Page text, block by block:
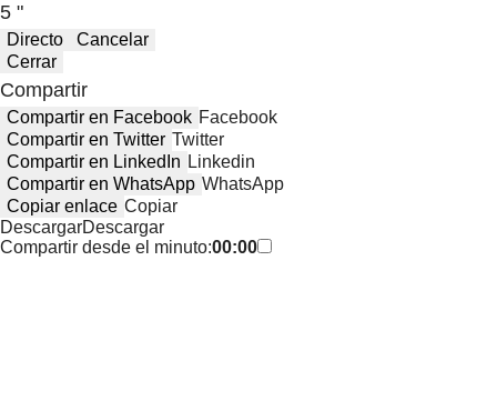
5 "
Directo
Cancelar
Cerrar
Compartir
Compartir en Facebook Facebook
Compartir en Twitter Twitter
Compartir en LinkedIn Linkedin
Compartir en WhatsApp WhatsApp
Copiar enlace Copiar
DescargarDescargar
Compartir desde el minuto:00:00